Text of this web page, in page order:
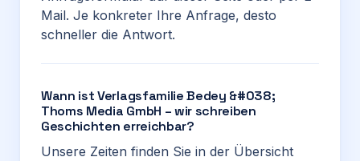
Mail. Je konkreter Ihre Anfrage, desto
schneller die Antwort.
Wann ist Verlagsfamilie Bedey &#038;
Thoms Media GmbH – wir schreiben
Geschichten erreichbar?
Unsere Zeiten finden Sie in der Übersicht